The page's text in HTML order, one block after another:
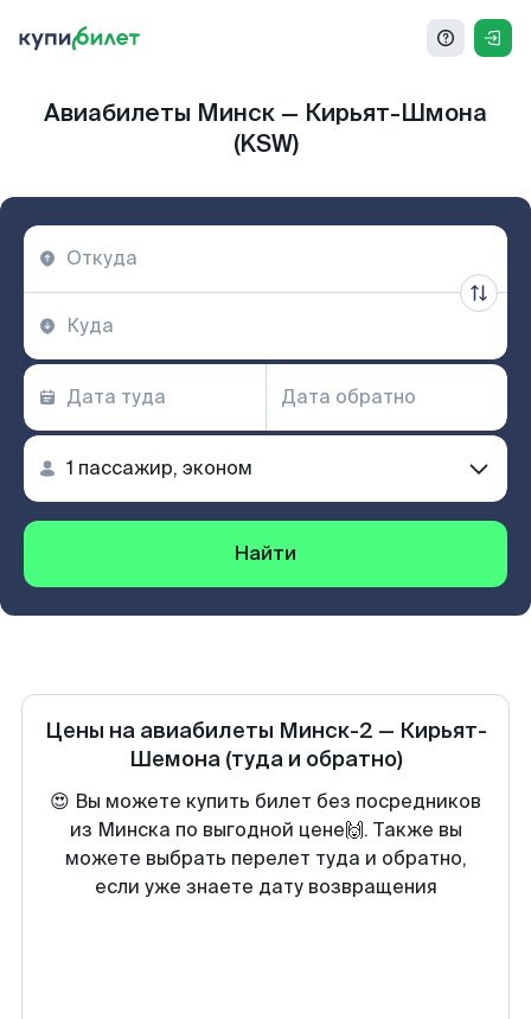
Авиабилеты Минск — Кирьят-Шмона
(KSW)
Найти
Цены на авиабилеты Минск-2 — Кирьят-
Шемона (туда и обратно)
😍 Вы можете купить билет без посредников
из Минска по выгодной цене🙌. Также вы
можете выбрать перелет туда и обратно,
если уже знаете дату возвращения